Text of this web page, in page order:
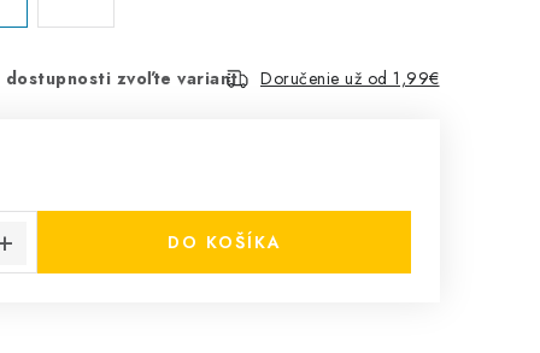
zvoľte variant Doručenie už od 1,99€
DO KOŠÍKA